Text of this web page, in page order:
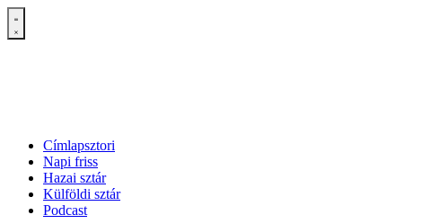
Címlapsztori
Napi friss
Hazai sztár
Külföldi sztár
Podcast